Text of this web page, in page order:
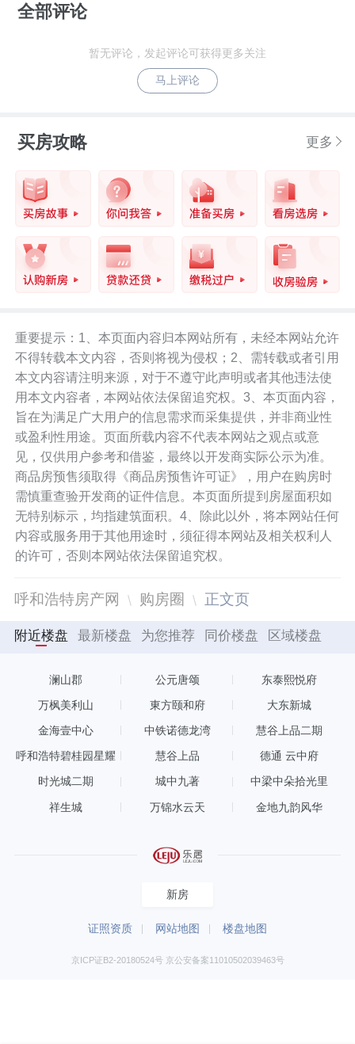
综上，巨澜 · 翰林府位于呼和浩特市金川
开发区金川学校东侧,家校零距离，低密度
合意向定居土默特左旗的刚需购房人群如
看，或持续关注我们的最新消息。
全部评论
暂无评论，发起评论可获得更多关注
马上评论
买房攻略 更多
重要提示：1、本页面内容归本网站所有，未经本网站允许
不得转载本文内容，否则将视为侵权；2、需转载或者引用
本文内容请注明来源，对于不遵守此声明或者其他违法使
用本文内容者，本网站依法保留追究权。3、本页面内容，
旨在为满足广大用户的信息需求而采集提供，并非商业性
或盈利性用途。页面所载内容不代表本网站之观点或意
见，仅供用户参考和借鉴，最终以开发商实际公示为准。
商品房预售须取得《商品房预售许可证》，用户在购房时
需慎重查验开发商的证件信息。本页面所提到房屋面积如
无特别标示，均指建筑面积。4、除此以外，将本网站任何
内容或服务用于其他用途时，须征得本网站及相关权利人
的许可，否则本网站依法保留追究权。
呼和浩特房产网 购房圈 正文页
附近楼盘 最新楼盘 为您推荐 同价楼盘 区域楼盘
澜山郡 公元唐颂 东泰熙悦府
万枫美利山 東方颐和府 大东新城
金海壹中心 中铁诺德龙湾 慧谷上品二期
呼和浩特碧桂园星耀 慧谷上品 德通 云中府
时光城二期 城中九著 中梁中朵拾光里
祥生城 万锦水云天 金地九韵风华
新房
证照资质 网站地图 楼盘地图
京ICP证B2-20180524号 京公安备案11010502039463号